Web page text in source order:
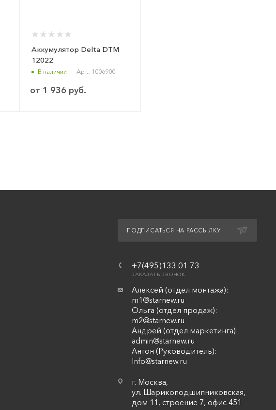
Аккумулятор Delta DTM
12022
В наличии Арт.: 1006900
от 1 936 руб.
ПОДПИСАТЬСЯ НА РАССЫЛКУ
+7(495)133 01 73
ЗАКАЗАТЬ ЗВОНОК
Алексей (отдел монтажа):
m1@starnew.ru
Ольга (отдел продаж):
m2@starnew.ru
Андрей (отдел маркетинга):
admin@starnew.ru
Антон (Руководитель):
Info@starnew.ru
г. Москва,
ул. Шарикоподшипниковская,
дом 11, строение 7, офис 451